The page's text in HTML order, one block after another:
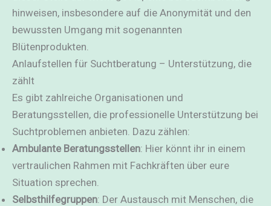
hinweisen, insbesondere auf die Anonymität und den
bewussten Umgang mit sogenannten
Blütenprodukten.
Anlaufstellen für Suchtberatung – Unterstützung, die
zählt
Es gibt zahlreiche Organisationen und
Beratungsstellen, die professionelle Unterstützung bei
Suchtproblemen anbieten. Dazu zählen:
Ambulante Beratungsstellen: Hier könnt ihr in einem
vertraulichen Rahmen mit Fachkräften über eure
Situation sprechen.
Selbsthilfegruppen: Der Austausch mit Menschen, die